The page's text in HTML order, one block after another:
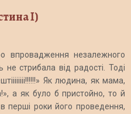
І)
впровадження незалежного
стрибала від радості. Тоді
Як людина, як мама,
а як було б пристойно, то й
перші роки його проведення,